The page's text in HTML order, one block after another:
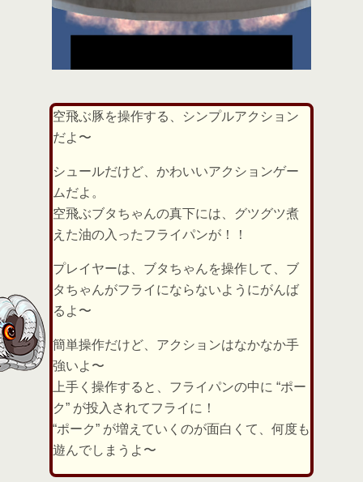
空飛ぶ豚を操作する、シンプルアクション
だよ〜
シュールだけど、かわいいアクションゲー
ムだよ。
空飛ぶブタちゃんの真下には、グツグツ煮
えた油の入ったフライパンが！！
プレイヤーは、ブタちゃんを操作して、ブ
タちゃんがフライにならないようにがんば
るよ〜
簡単操作だけど、アクションはなかなか手
強いよ〜
上手く操作すると、フライパンの中に “ポー
ク” が投入されてフライに！
“ポーク” が増えていくのが面白くて、何度も
遊んでしまうよ〜